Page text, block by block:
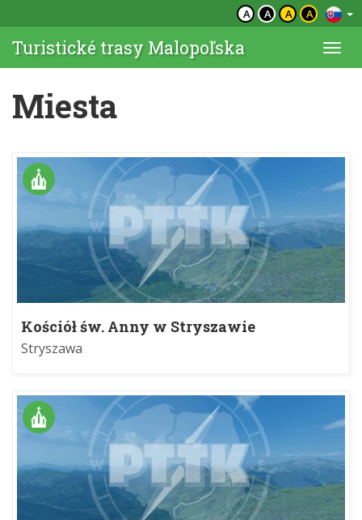
A A A A
Turistické trasy Malopoľska
Miesta
Kościół św. Anny w Stryszawie
Stryszawa